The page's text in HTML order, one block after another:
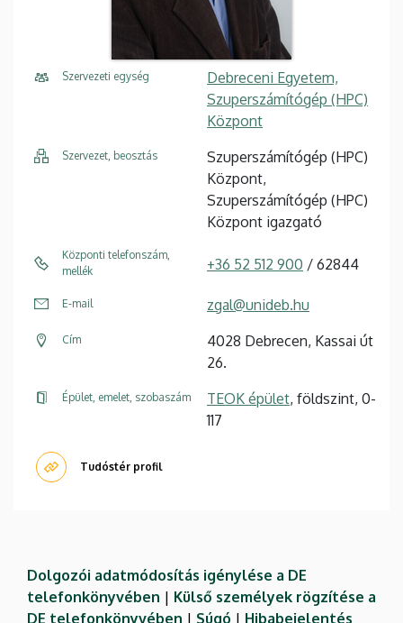
Szervezeti egység
Debreceni Egyetem,
Szuperszámítógép (HPC)
Központ
Szervezet, beosztás
Szuperszámítógép (HPC)
Központ,
Szuperszámítógép (HPC)
Központ igazgató
Központi telefonszám,
mellék
+36 52 512 900 / 62844
E-mail zgal@unideb.hu
Cím
4028 Debrecen, Kassai út
26.
Épület, emelet, szobaszám TEOK épület, földszint, 0-
117
Tudóstér profil
Dolgozói adatmódosítás igénylése a DE
telefonkönyvében | Külső személyek rögzítése a
DE telefonkönyvében | Súgó | Hibabejelentés